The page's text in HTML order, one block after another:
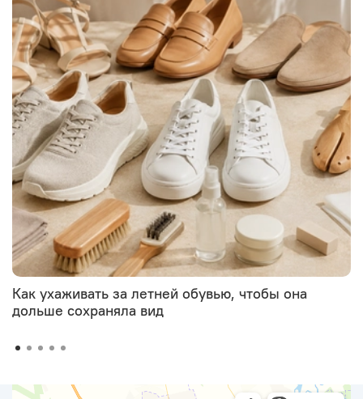
Как ухаживать за летней обувью, чтобы она
дольше сохраняла вид